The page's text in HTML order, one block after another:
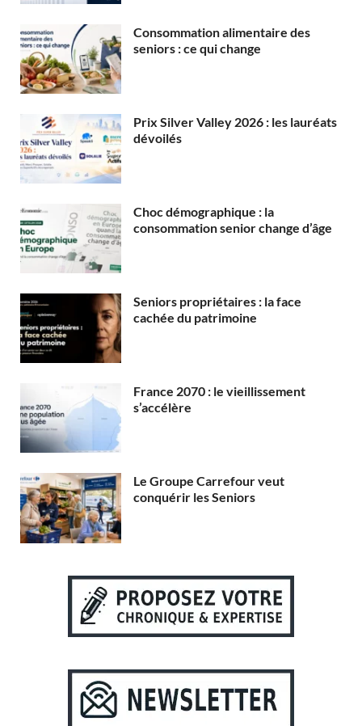
Consommation alimentaire des
seniors : ce qui change
Prix Silver Valley 2026 : les lauréats
dévoilés
Choc démographique : la
consommation senior change d’âge
Seniors propriétaires : la face
cachée du patrimoine
France 2070 : le vieillissement
s’accélère
Le Groupe Carrefour veut
conquérir les Seniors